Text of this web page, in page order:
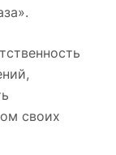
своих